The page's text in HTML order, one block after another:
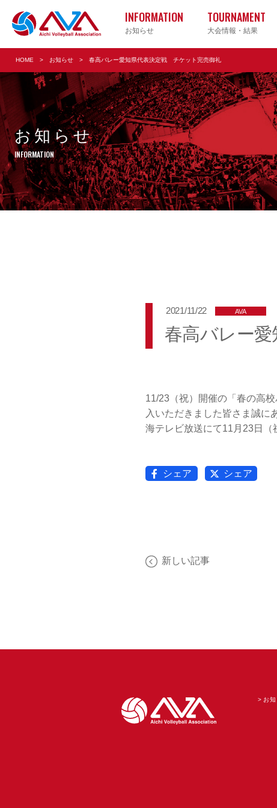
INFORMATION
お知らせ
TOURNAMENT
大会情報・結果
実業団
Vリーグ
HOME お知らせ 春高バレー愛知県代表決定戦 チケット完売御礼
お知らせ
INFORMATION
2021/11/22 AVA
春高バレー
11/23（祝）開催の「春の高
入いただきました皆さま誠に
海テレビ放送にて11月23日（
シェア シェア
新しい記事
お